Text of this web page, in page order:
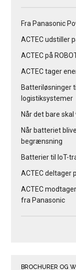
Fra Panasonic
ACTEC udstiller
ACTEC på
ACTEC tager
Batteriløsninger
logistiksystemer
Når det bare
Når batteriet
begrænsning
Batterier til IoT-
ACTEC deltager
ACTEC
fra Panasonic
BROCHURER OG